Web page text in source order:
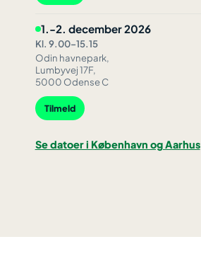
1.-2. december 2026
Kl. 9.00–15.15
Odin havnepark,
Lumbyvej 17F,
5000 Odense C
Tilmeld
Se datoer i København og Aarhus